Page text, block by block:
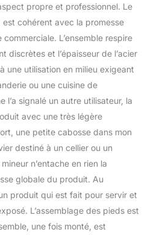
parfaits pour laver des
assiettes, des casseroles
ou pour faire tremper des
dimensions permettent
une utilisation simultanée
des deux basins,
facilitant ainsi le travail en
cuisine de manière
efficace. Robinet
Extractible - Le robinet
extractible fourni permet
de passer facilement
froide. Le tuyau flexible
facilite le lavage des
assiettes, casseroles et
ustensiles. Ce
propre et professionnel. Le
cohérent avec la promesse
L’ensemble respire
discrètes et l’épaisseur de l’acier
une utilisation en milieu exigeant
ou une cuisine de
l’a signalé un autre utilisateur, la
avec une très légère
une petite cabosse dans mon
destiné à un cellier ou un
n’entache en rien la
globale du produit. Au
produit qui est fait pour servir et
L’assemblage des pieds est
une fois monté, est